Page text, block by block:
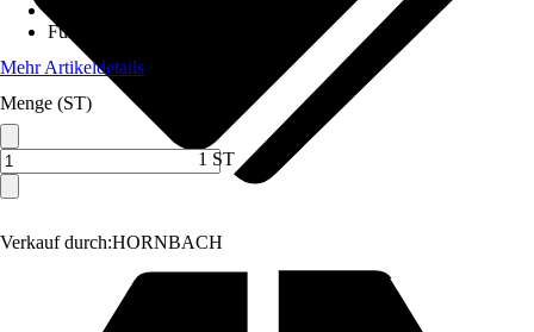
Verkauf durch:HORNBACH
Funktionsprüfung
Mehr Artikeldetails
Menge (ST)
1 ST